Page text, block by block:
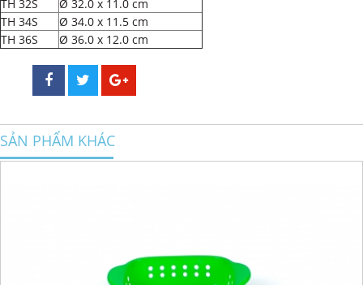
TH 32S
Ø 32.0 x 11.0 cm
TH 34S
Ø 34.0 x 11.5 cm
TH 36S
Ø 36.0 x 12.0 cm
SẢN PHẨM KHÁC